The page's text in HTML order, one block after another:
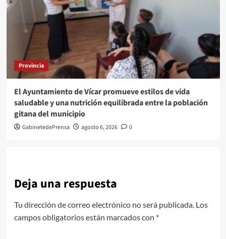
Provincia
El Ayuntamiento de Vícar promueve estilos de vida
saludable y una nutrición equilibrada entre la población
gitana del municipio
GabinetedePrensa agosto 6, 2026 0
Deja una respuesta
Tu dirección de correo electrónico no será publicada. Los
campos obligatorios están marcados con *